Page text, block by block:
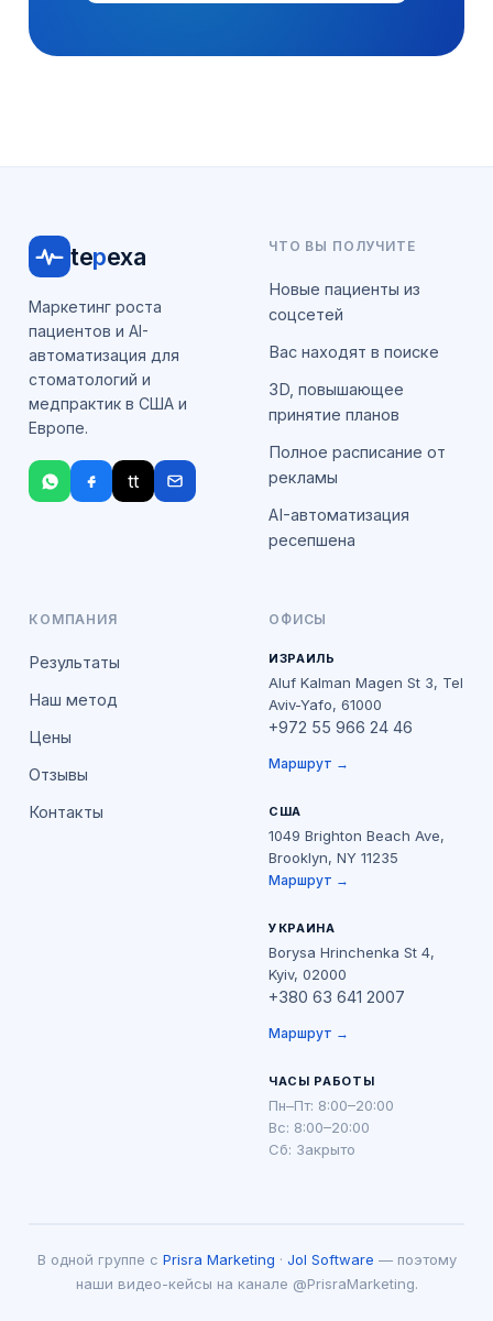
tepexa
Маркетинг роста
пациентов и AI-
автоматизация для
стоматологий и
медпрактик в США и
Европе.
tt
ЧТО ВЫ ПОЛУЧИТЕ
Новые пациенты из
соцсетей
Вас находят в поиске
3D, повышающее
принятие планов
Полное расписание от
рекламы
AI-автоматизация
ресепшена
КОМПАНИЯ
Результаты
Наш метод
Цены
Отзывы
Контакты
ОФИСЫ
ИЗРАИЛЬ
Aluf Kalman Magen St 3, Tel
Aviv-Yafo, 61000
+972 55 966 24 46
Маршрут →
США
1049 Brighton Beach Ave,
Brooklyn, NY 11235
Маршрут →
УКРАИНА
Borysa Hrinchenka St 4,
Kyiv, 02000
+380 63 641 2007
Маршрут →
ЧАСЫ РАБОТЫ
Пн–Пт: 8:00–20:00
Вс: 8:00–20:00
Сб: Закрыто
В одной группе с Prisra Marketing · Jol Software — поэтому
наши видео-кейсы на канале @PrisraMarketing.